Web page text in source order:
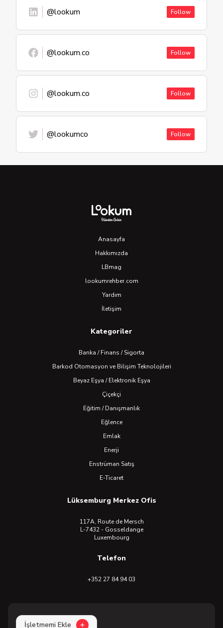
@lookum Follow
@lookum.co Follow
@lookum.co Follow
@lookumco Follow
Anasayfa
Hakkımızda
LBmag
lookumrehber.com
Yardım
İletişim
Kategoriler
Banka / Finans / Sigorta
Barkod Otomasyon ve Bilişim Teknolojileri
Beyaz Eşya / Elektronik Eşya
Çiçekçi
Eğitim / Danışmanlık
Eğlence
Emlak
Enerji
Enstrüman Satış
E-Ticaret
Lüksemburg Merkez Ofis
117A, Route de Mersch
L-7432 - Gosseldange
Luxembourg
Telefon
+352 27 84 94 03
İşletmemi Ekle